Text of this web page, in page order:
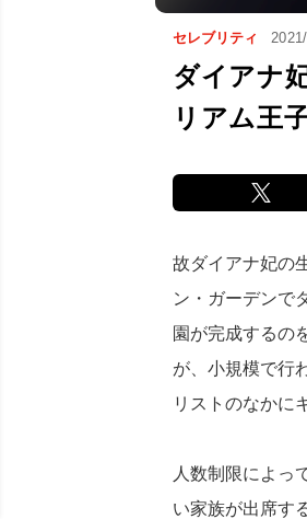
セレブリティ
ダイアナ
リアム王
故ダイアナ妃の
ン・ガーデンで
園が完成するの
が、小規模で行
リストのなかに
人数制限によっ
い家族が出席す